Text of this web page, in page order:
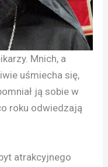
Mnich, a
uśmiecha się,
ją sobie w
roku odwiedzają
atrakcyjnego